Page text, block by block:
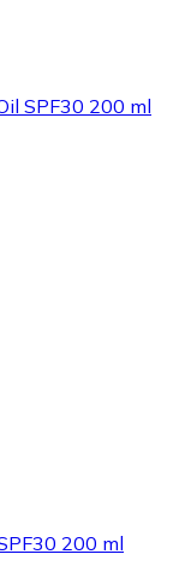
SPF30 200 ml
200 ml